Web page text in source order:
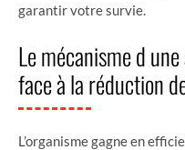
garantir votre survie.
Le mécanisme d
face à la réduction
L’organisme gagne en